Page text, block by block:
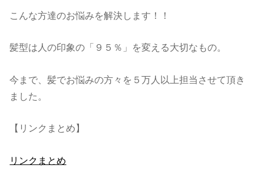
こんな方達のお悩みを解決します！！
髪型は人の印象の「９５％」を変える大切なもの。
今まで、髪でお悩みの方々を５万人以上担当させて頂き
ました。
【リンクまとめ】
リンクまとめ